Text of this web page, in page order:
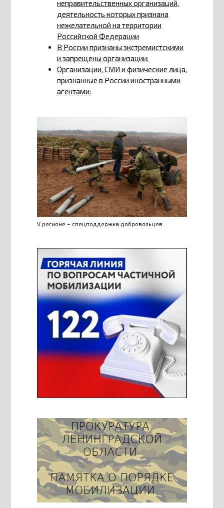
неправительственных организаций,
деятельность которых признана
нежелательной на территории
Российской Федерации
В России признаны экстремистскими
и запрещены организации:
Организации, СМИ и физические лица,
признанные в России иностранными
агентами:
V регионе – спецподдержка добровольцев